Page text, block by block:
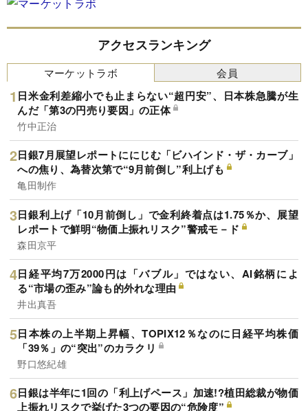
アクセスランキング
マーケットラボ
日米金利差縮小でも止まらない“超円安”、日本株急騰が生
んだ「第3の円売り要因」の正体
竹中正治
日銀7月展望レポートににじむ「ビハインド・ザ・カーブ」
への焦り、為替次第で“9月前倒し”利上げも
亀田制作
日銀利上げ「10月前倒し」で金利終着点は1.75％か、展望
レポートで鮮明“物価上振れリスク”警戒モ－ド
森田京平
日経平均7万2000円は「バブル」ではない、AI銘柄によ
る“市場の歪み”論も的外れな理由
井出真吾
日本株の上半期上昇幅、TOPIX12％なのに日経平均株価
「39％」の“突出”のカラクリ
野口悠紀雄
日銀は半年に1回の「利上げペース」加速!?植田総裁が物価
上振れリスクで挙げた3つの要因の“危険度”
会員